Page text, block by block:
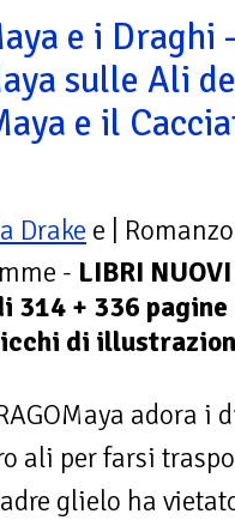
e i Draghi
sulle Ali
e il
Drake e
| Romanzo
- LIBRI
314 + 336
di
adora
ali per farsi
glielo ha